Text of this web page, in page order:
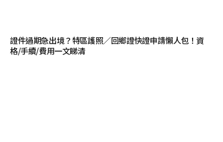
證件過期急出境？特區護照／回鄉證快證申請懶人包！資
格/手續/費用一文睇清